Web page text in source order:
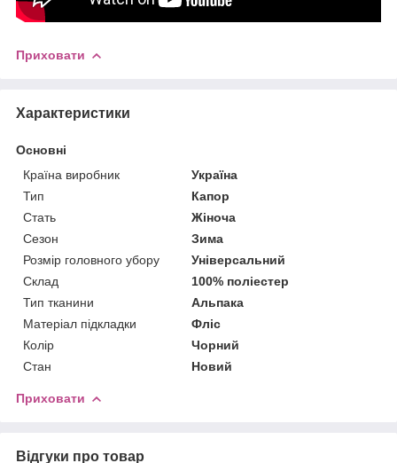
Приховати
Характеристики
Основні
Країна виробник
Україна
Тип
Капор
Стать
Жіноча
Сезон
Зима
Розмір головного убору
Універсальний
Склад
100% поліестер
Тип тканини
Альпака
Матеріал підкладки
Фліс
Колір
Чорний
Стан
Новий
Приховати
Відгуки про товар